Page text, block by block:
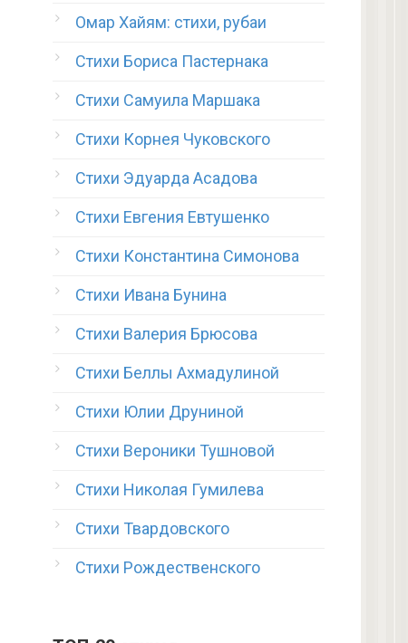
Омар Хайям: стихи, рубаи
Стихи Бориса Пастернака
Стихи Самуила Маршака
Стихи Корнея Чуковского
Стихи Эдуарда Асадова
Стихи Евгения Евтушенко
Стихи Константина Симонова
Стихи Ивана Бунина
Стихи Валерия Брюсова
Стихи Беллы Ахмадулиной
Стихи Юлии Друниной
Стихи Вероники Тушновой
Стихи Николая Гумилева
Стихи Твардовского
Стихи Рождественского